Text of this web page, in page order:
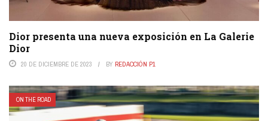
Dior presenta una nueva exposición en La Galerie
Dior
20 DE DICIEMBRE DE 2023 BY REDACCIÓN P1
ON THE ROAD